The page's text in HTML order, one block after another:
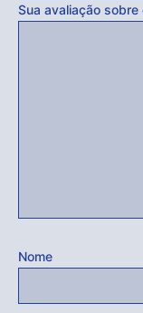
Sua avaliação
Nome